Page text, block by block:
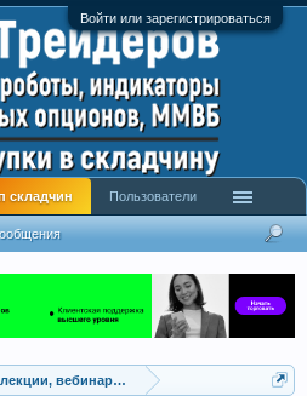
Войти или зарегистрироваться
вебинары, учебный материал
складчин Пользователи